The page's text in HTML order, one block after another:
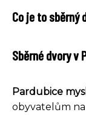
Co je to sběrný
Sběrné dvory v
Pardubice
obyvatelům